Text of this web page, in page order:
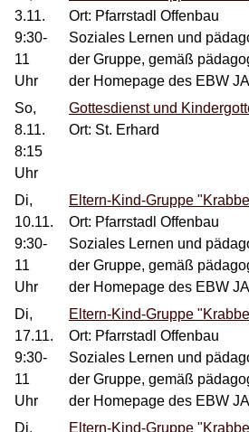
3.11.
9:30-
11
Uhr
Ort: Pfarrstadl Offenbau
Soziales Lernen und
der Gruppe, gemäß
der Homepage des EBW
So,
8.11.
8:15
Uhr
Gottesdienst und
Ort: St. Erhard
Di,
10.11.
9:30-
11
Uhr
Eltern-Kind-Gruppe
Ort: Pfarrstadl Offenbau
Soziales Lernen und
der Gruppe, gemäß
der Homepage des EBW
Di,
17.11.
9:30-
11
Uhr
Eltern-Kind-Gruppe
Ort: Pfarrstadl Offenbau
Soziales Lernen und
der Gruppe, gemäß
der Homepage des EBW
Di,
Eltern-Kind-Gruppe